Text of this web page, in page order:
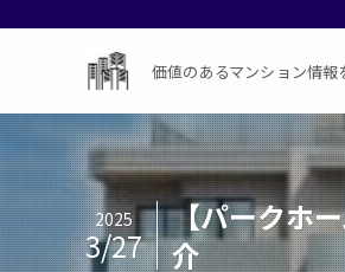
価値のあるマンション情
【パークホ
介
2025
3/27